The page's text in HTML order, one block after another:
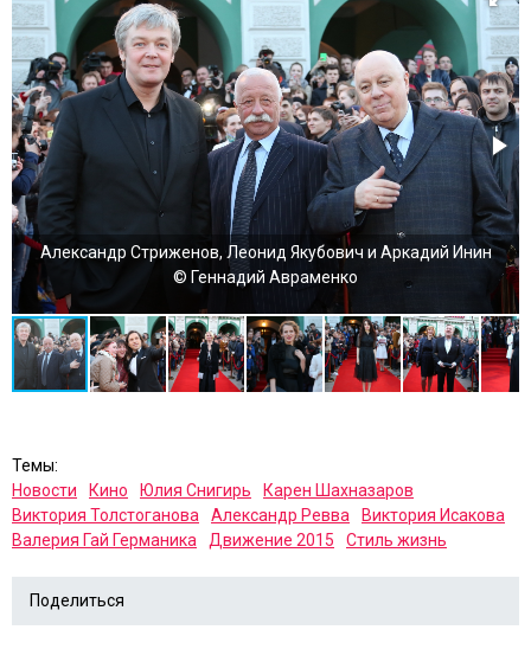
Александр Стриженов, Леонид Якубович и Аркадий Инин
© Геннадий Авраменко
Темы:
Новости
Кино Юлия Снигирь
Карен Шахназаров
Виктория Толстоганова
Александр Ревва
Виктория Исакова
Валерия Гай Германика
Движение 2015 Стиль жизнь
Поделиться